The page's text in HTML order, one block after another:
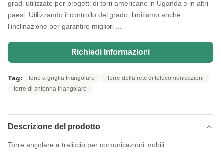
gradi utilizzate per progetti di torri americane in Uganda e in altri
paesi. Utilizzando il controllo del grado, limitiamo anche
l'inclinazione per garantire migliori ...
Richiedi Informazioni
Tag: torre a griglia triangolare
Torre della rete di telecomunicazioni
torre di antenna triangolare
Descrizione del prodotto
Torre angolare a traliccio per comunicazioni mobili